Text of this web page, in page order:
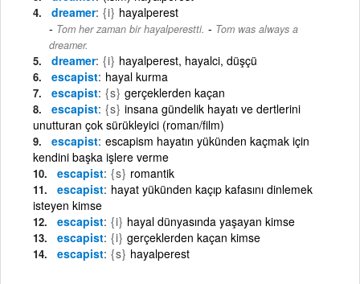
dreamer {i} hayalperest
Tom her zaman bir hayalperestti. - Tom was always a
dreamer.
dreamer {i} hayalperest, hayalci, düşçü
escapist hayal kurma
escapist {s} gerçeklerden kaçan
escapist {s} insana gündelik hayatı ve dertlerini
unutturan çok sürükleyici (roman/film)
escapist escapism hayatın yükünden kaçmak için
kendini başka işlere verme
escapist {s} romantik
escapist hayat yükünden kaçıp kafasını dinlemek
isteyen kimse
escapist {i} hayal dünyasında yaşayan kimse
escapist {i} gerçeklerden kaçan kimse
escapist {s} hayalperest